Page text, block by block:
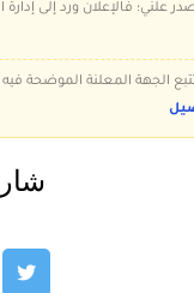
علني؛ فالإعلان ورد إلى
تتبع الجهة المعلنة